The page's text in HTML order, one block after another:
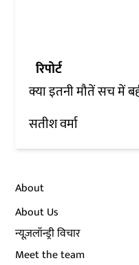
रिपोर्ट
क्या इतनी मौतें सच में
सतीश वर्मा
About
About Us
न्यूज़लॉन्ड्री विचार
Meet the team